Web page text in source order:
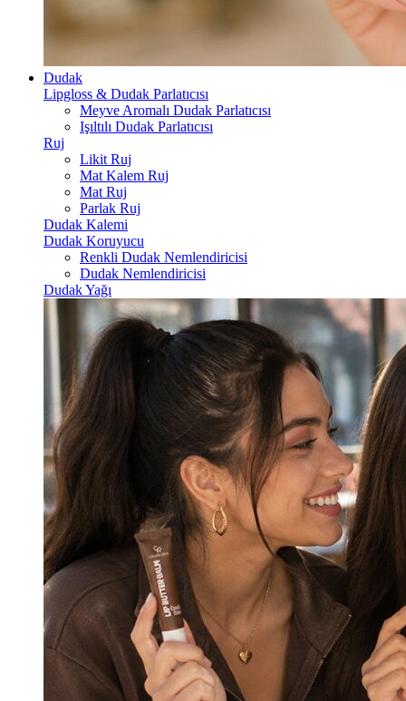
Dudak
Lipgloss & Dudak Parlatıcısı
Meyve Aromalı Dudak Parlatıcısı
Işıltılı Dudak Parlatıcısı
Ruj
Likit Ruj
Mat Kalem Ruj
Mat Ruj
Parlak Ruj
Dudak Kalemi
Dudak Koruyucu
Renkli Dudak Nemlendiricisi
Dudak Nemlendiricisi
Dudak Yağı